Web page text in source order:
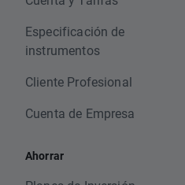
Especificación de
instrumentos
Cliente Profesional
Cuenta de Empresa
Ahorrar